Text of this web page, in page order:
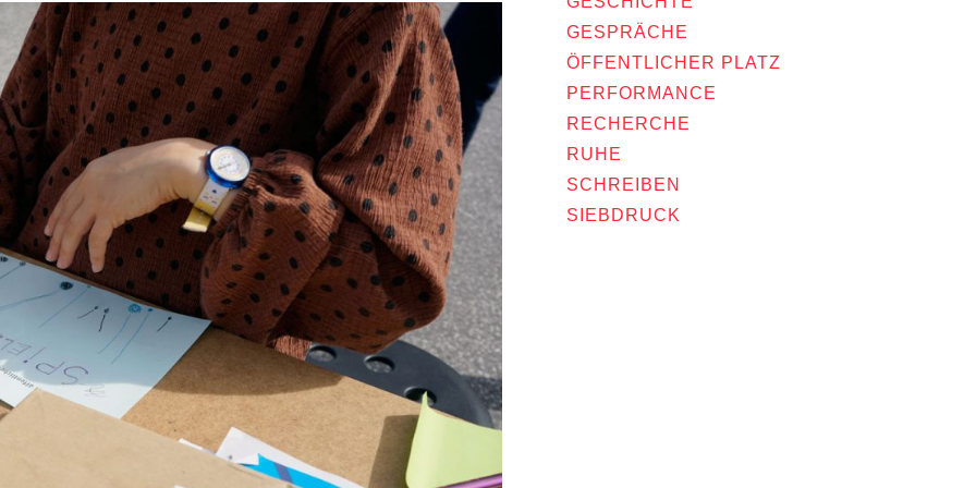
GESPRÄCHE
ÖFFENTLICHER PLATZ
PERFORMANCE
RECHERCHE
RUHE
SCHREIBEN
SIEBDRUCK